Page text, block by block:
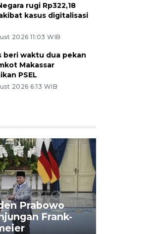
rugi Rp322,18
kasus digitalisasi
2026 11:03 WIB
beri waktu dua pekan
Makassar
PSEL
2026 6:13 WIB
Prabowo
Frank-